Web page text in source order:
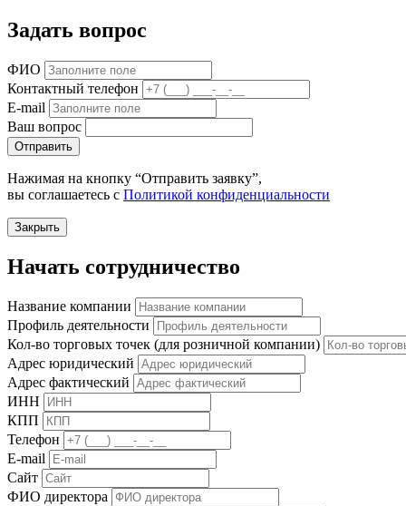
Задать вопрос
ФИО
Контактный телефон
E-mail
Ваш вопрос
Отправить
Нажимая на кнопку “Отправить заявку”,
вы соглашаетесь с Политикой конфиденциальности
Закрыть
Начать сотрудничество
Название компании
Профиль деятельности
Кол-во торговых точек (для розничной компании)
Адрес юридический
Адрес фактический
ИНН
КПП
Телефон
E-mail
Сайт
ФИО директора